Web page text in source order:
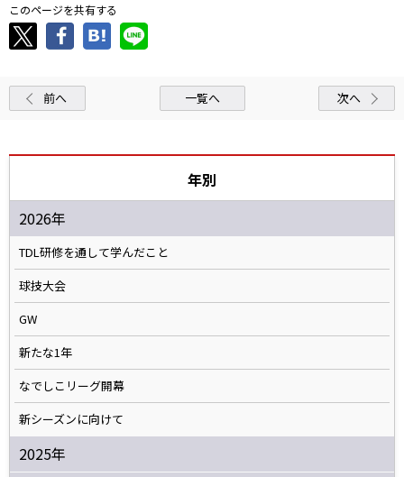
このページを共有する
前へ 一覧へ 次へ
年別
2026年
TDL研修を通して学んだこと
球技大会
GW
新たな1年
なでしこリーグ開幕
新シーズンに向けて
2025年